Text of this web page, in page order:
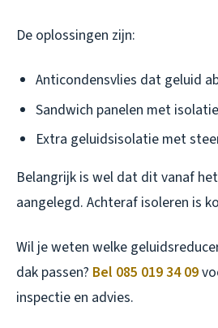
De oplossingen zijn:
Anticondensvlies dat geluid
Sandwich panelen met
Extra geluidsisolatie met
Belangrijk is wel dat dit vanaf
aangelegd. Achteraf isoleren is
Wil je weten welke
dak passen? Bel 085 019 34 09
inspectie en advies.